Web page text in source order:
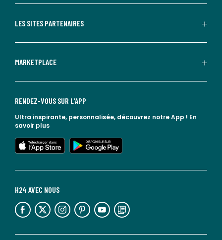
LES SITES PARTENAIRES
MARKETPLACE
H24 AVEC NOUS
lien vers l'espace réseaux sociaux lien vers l'espace réseaux sociaux lien vers l'espace réseaux sociaux lien vers l'espace réseaux sociaux lien vers l'espace réseaux sociaux lien vers le blog la redoute
RENDEZ-VOUS SUR L'APP
Ultra inspirante, personnalisée, découvrez notre App ! En
savoir plus
lien vers l'app store
lien vers google play